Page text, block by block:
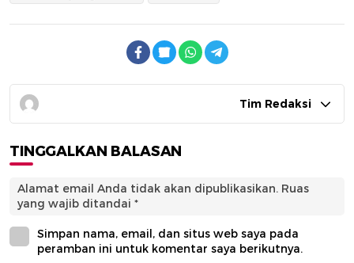
Tim Redaksi
TINGGALKAN BALASAN
Alamat email Anda tidak akan dipublikasikan. Ruas
yang wajib ditandai *
Simpan nama, email, dan situs web saya pada
peramban ini untuk komentar saya berikutnya.